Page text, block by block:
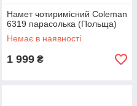
Намет чотиримісний Coleman
6319 парасолька (Польща)
Немає в наявності
1 999 ₴